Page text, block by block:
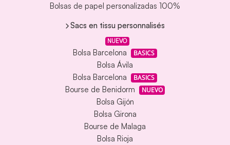
Bolsas de papel personalizadas 100%
Sacs en tissu personnalisés
NUEVO
Bolsa Barcelona BASICS
Bolsa Ávila
Bolsa Barcelona
BASICS
Bourse de Benidorm NUEVO
Bolsa Gijón
Bolsa Girona
Bourse de Malaga
Bolsa Rioja